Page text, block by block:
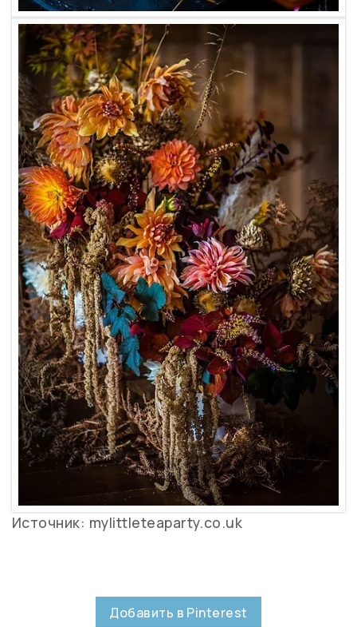
Источник: mylittleteaparty.co.uk
Добавить в Pinterest